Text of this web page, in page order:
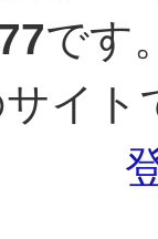
です
イ